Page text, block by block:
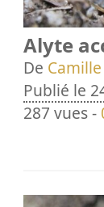
Alyte
De Camille
Publié le
287 vues -